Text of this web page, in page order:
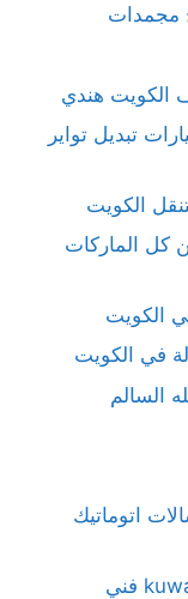
مجمدات
الكويت هندي
تبديل تواير
الكويت
كل الماركات
الكويت
في الكويت
السالم
اتوماتيك
صيانة غسالة ملابس النهضة kuwait repair فني